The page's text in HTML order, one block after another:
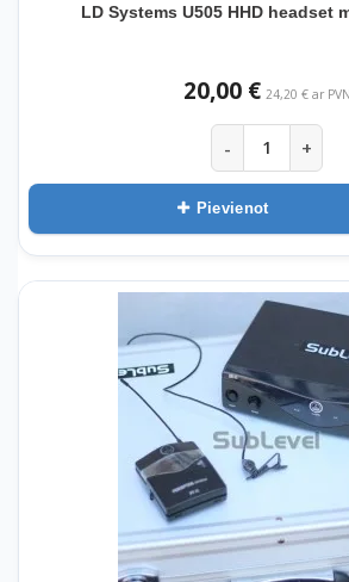
LD Systems U505 HHD headset
20,00 € 24,20 € ar PVN
- +
Pievienot